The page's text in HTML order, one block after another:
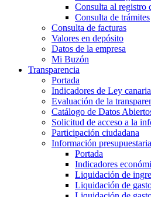
Consulta al registro
Consulta de trámites
Consulta de facturas
Valores en depósito
Datos de la empresa
Mi Buzón
Transparencia
Portada
Indicadores de Ley
Evaluación de la
Catálogo de Datos
Solicitud de acceso a la
Participación ciudadana
Información presupuestaria
Portada
Indicadores
Liquidación de
Liquidación de